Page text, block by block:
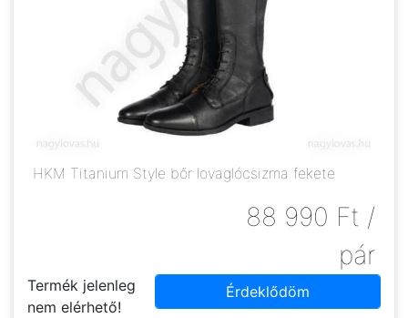
HKM Titanium Style bőr lovaglócsizma fekete
88 990 Ft /
pár
Termék jelenleg
nem elérhető!
Érdeklődöm